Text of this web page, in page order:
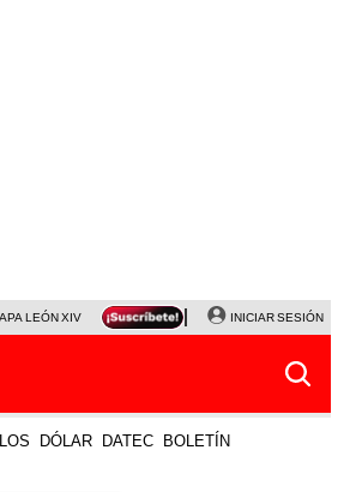
LEÓN XIV NALDY SALDAÑA LA BELLA LUZ
INICIAR SESIÓN
DÓLAR DATEC BOLETÍN